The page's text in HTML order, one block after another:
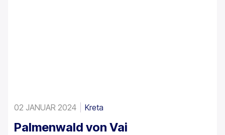
02 JANUAR 2024 Kreta
Palmenwald von Vai